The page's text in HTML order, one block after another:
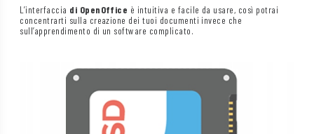
L’interfaccia di OpenOffice è intuitiva e facile da usare, così potrai
concentrarti sulla creazione dei tuoi documenti invece che
sull’apprendimento di un software complicato.